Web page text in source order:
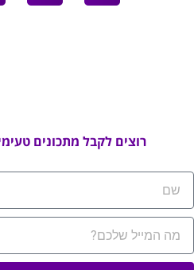
רוצים לקבל מתכונים